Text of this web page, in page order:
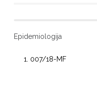
Epidemiologija
007/18-MF